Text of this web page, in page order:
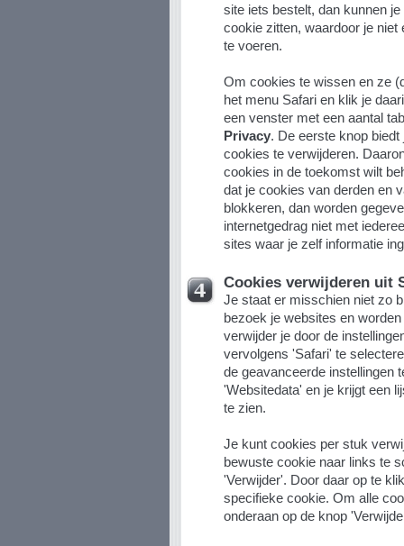
site iets bestelt, dan kunnen je
cookie zitten, waardoor je niet
te voeren.
Om cookies te wissen en ze
het menu Safari en klik je
een venster met een aantal
Privacy. De eerste knop
cookies te verwijderen.
cookies in de toekomst wilt
dat je cookies van derden en
blokkeren, dan worden
internetgedrag niet met
sites waar je zelf informatie
Cookies verwijderen uit
Je staat er misschien niet zo
bezoek je websites en
verwijder je door de
vervolgens 'Safari' te
de geavanceerde instellingen
'Websitedata' en je krijgt een
te zien.
Je kunt cookies per stuk
bewuste cookie naar links te
'Verwijder'. Door daar op te
specifieke cookie. Om alle
onderaan op de knop